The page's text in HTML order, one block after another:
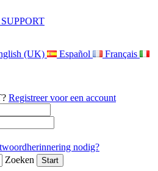
(UK) Español
Français
Registreer voor een account
nodig?
Zoeken